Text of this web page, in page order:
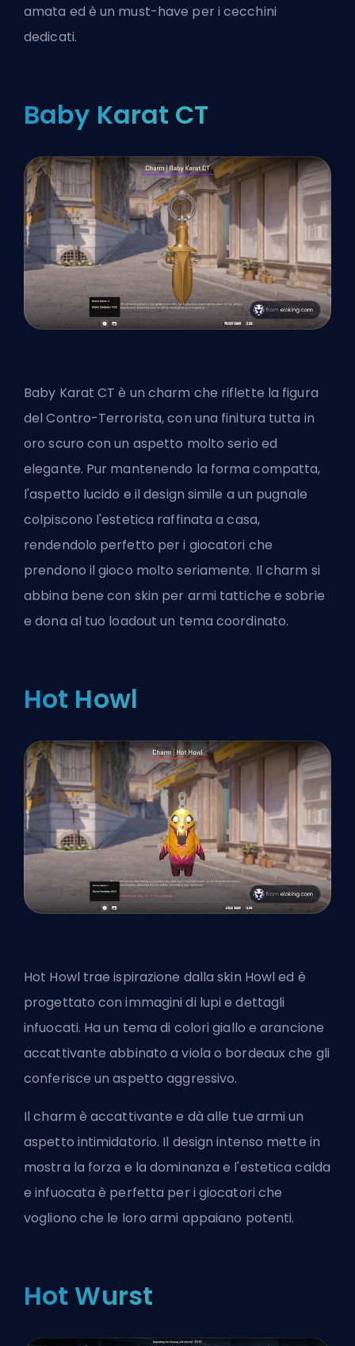
amata ed è un must-have per i cecchini
dedicati.
Baby Karat CT
Baby Karat CT è un charm che riflette la figura
del Contro-Terrorista, con una finitura tutta in
oro scuro con un aspetto molto serio ed
elegante. Pur mantenendo la forma compatta,
l'aspetto lucido e il design simile a un pugnale
colpiscono l'estetica raffinata a casa,
rendendolo perfetto per i giocatori che
prendono il gioco molto seriamente. Il charm si
abbina bene con skin per armi tattiche e sobrie
e dona al tuo loadout un tema coordinato.
Hot Howl
Hot Howl trae ispirazione dalla skin Howl ed è
progettato con immagini di lupi e dettagli
infuocati. Ha un tema di colori giallo e arancione
accattivante abbinato a viola o bordeaux che gli
conferisce un aspetto aggressivo.
Il charm è accattivante e dà alle tue armi un
aspetto intimidatorio. Il design intenso mette in
mostra la forza e la dominanza e l'estetica calda
e infuocata è perfetta per i giocatori che
vogliono che le loro armi appaiano potenti.
Hot Wurst